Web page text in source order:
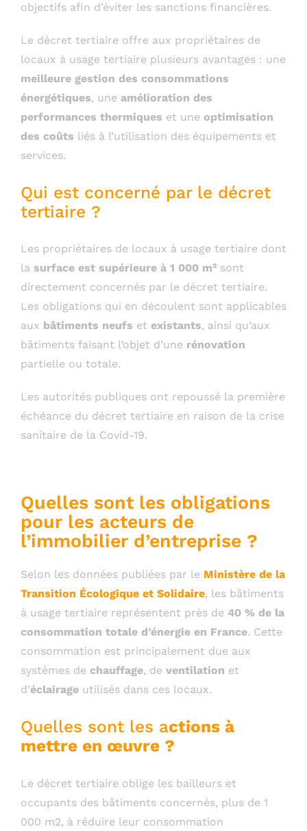
objectifs afin d’éviter les sanctions financières.
Le décret tertiaire offre aux propriétaires de
locaux à usage tertiaire plusieurs avantages : une
meilleure gestion des consommations
énergétiques, une amélioration des
performances thermiques et une optimisation
des coûts liés à l’utilisation des équipements et
services.
Qui est concerné par le décret
tertiaire ?
Les propriétaires de locaux à usage tertiaire dont
la surface est supérieure à 1 000 m² sont
directement concernés par le décret tertiaire.
Les obligations qui en découlent sont applicables
aux bâtiments neufs et existants, ainsi qu’aux
bâtiments faisant l’objet d’une rénovation
partielle ou totale.
Les autorités publiques ont repoussé la première
échéance du décret tertiaire en raison de la crise
sanitaire de la Covid-19.
Quelles sont les obligations
pour les acteurs de
l’immobilier d’entreprise ?
Selon les données publiées par le Ministère de la
Transition Écologique et Solidaire, les bâtiments
à usage tertiaire représentent près de 40 % de la
consommation totale d’énergie en France. Cette
consommation est principalement due aux
systèmes de chauffage, de ventilation et
d’éclairage utilisés dans ces locaux.
Quelles sont les actions à
mettre en œuvre ?
Le décret tertiaire oblige les bailleurs et
occupants des bâtiments concernés, plus de 1
000 m2, à réduire leur consommation